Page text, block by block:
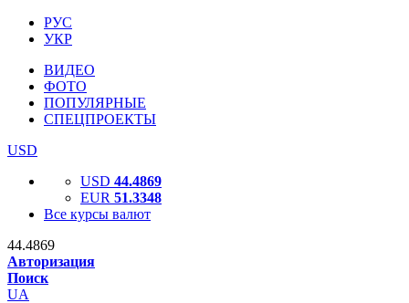
РУС
УКР
ВИДЕО
ФОТО
ПОПУЛЯРНЫЕ
СПЕЦПРОЕКТЫ
USD
USD 44.4869
EUR 51.3348
Все курсы валют
44.4869
Авторизация
Поиск
UA